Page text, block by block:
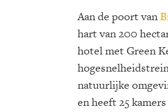
Aan de poort van
hart van 200
hotel met Green
natuurlijke
en heeft 25